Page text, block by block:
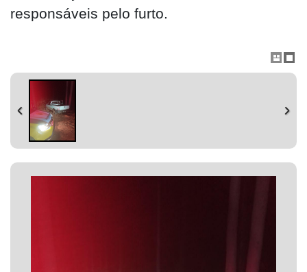
responsáveis pelo furto.